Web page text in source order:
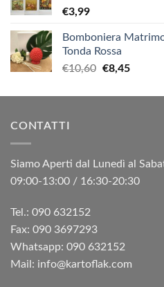
€3,99
Bomboniera
Tonda Rossa
€10,60 Il
originale
€8,45Il
attuale
CONTATTI
Siamo Aperti dal Lunedì al
09:00-13:00 / 16:30-20:30
Tel.: 090 632152
Fax: 090 3697293‬
Whatsapp: 090 632152
Mail: info@kartoflak.com